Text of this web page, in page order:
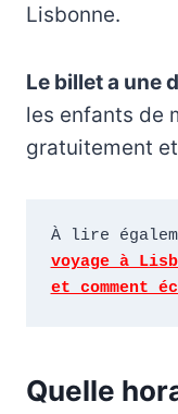
Lisbonne.
Le billet a une
les enfants de
gratuitement
À lire
voyage à
et comment
Quelle